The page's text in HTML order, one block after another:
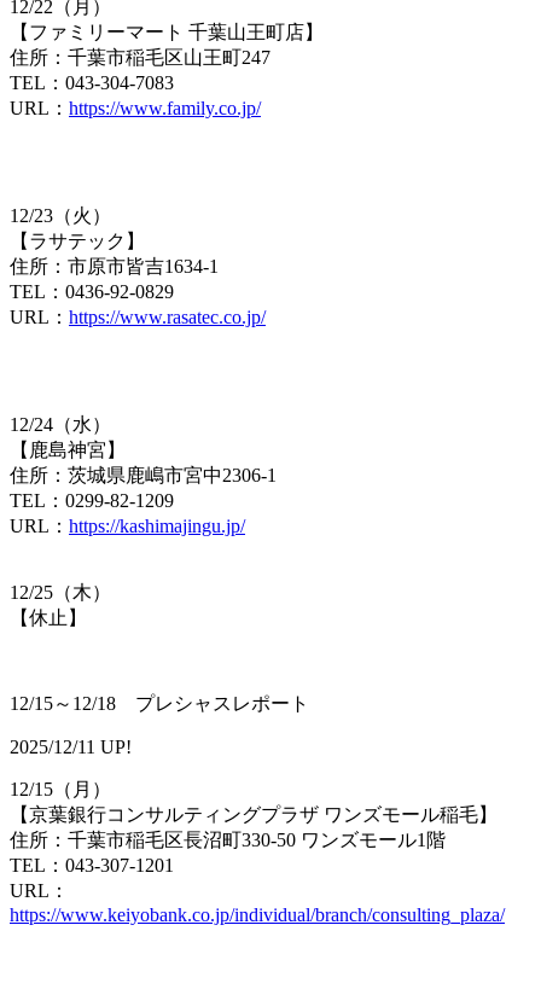
12/22（月）
【ファミリーマート 千葉山王町店】
住所：千葉市稲毛区山王町247
TEL：043-304-7083
URL： https://www.family.co.jp/
12/23（火）
【ラサテック】
住所：市原市皆吉1634-1
TEL：0436-92-0829
URL： https://www.rasatec.co.jp/
12/24（水）
【鹿島神宮】
住所：茨城県鹿嶋市宮中2306-1
TEL：0299-82-1209
URL： https://kashimajingu.jp/
12/25（木）
【​休止】
12/15～12/18 プレシャスレポート
2025/12/11 UP!
12/15（月）
【​京葉銀行コンサルティングプラザ ワンズモール稲毛】
住所：千葉市稲毛区長沼町330-50 ワンズモール1階
TEL：0​43-307-1201
URL：
https://www.keiyobank.co.jp/individual/branch/consulting_plaza/